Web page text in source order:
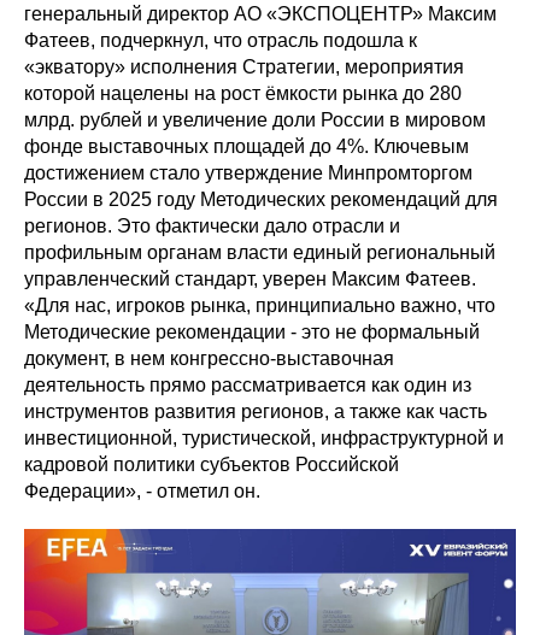
генеральный директор АО «ЭКСПОЦЕНТР» Максим
Фатеев, подчеркнул, что отрасль подошла к
«экватору» исполнения Стратегии, мероприятия
которой нацелены на рост ёмкости рынка до 280
млрд. рублей и увеличение доли России в мировом
фонде выставочных площадей до 4%. Ключевым
достижением стало утверждение Минпромторгом
России в 2025 году Методических рекомендаций для
регионов. Это фактически дало отрасли и
профильным органам власти единый региональный
управленческий стандарт, уверен Максим Фатеев.
«Для нас, игроков рынка, принципиально важно, что
Методические рекомендации - это не формальный
документ, в нем конгрессно-выставочная
деятельность прямо рассматривается как один из
инструментов развития регионов, а также как часть
инвестиционной, туристической, инфраструктурной и
кадровой политики субъектов Российской
Федерации», - отметил он.